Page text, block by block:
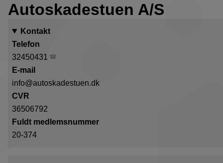
Autoskadestuen A/S
Kontakt
Telefon
32450431
E-mail
info@autoskadestuen.dk
CVR
36506792
Fuldt medlemsnummer
20-374